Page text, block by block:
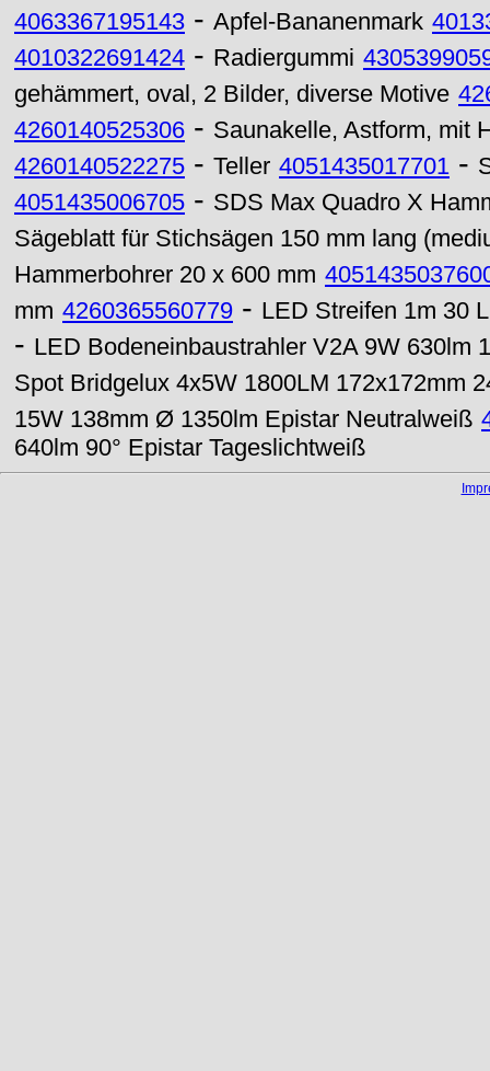
4063367195143 - Apfel-Bananenmark
4010322691424 - Radiergummi
gehämmert, oval, 2 Bilder, diverse Motive
4260140525306 - Saunakelle, Astform, mit
4260140522275 - Teller 4051435017701 -
4051435006705 - SDS Max Quadro X
Sägeblatt für Stichsägen 150 mm lang
Hammerbohrer 20 x 600 mm
mm 4260365560779 - LED Streifen 1m 30
- LED Bodeneinbaustrahler V2A 9W 630lm
Spot Bridgelux 4x5W 1800LM 172x172mm
15W 138mm Ø 1350lm Epistar Neutralweiß
640lm 90° Epistar Tageslichtweiß